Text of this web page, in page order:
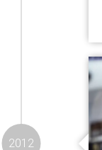
2012